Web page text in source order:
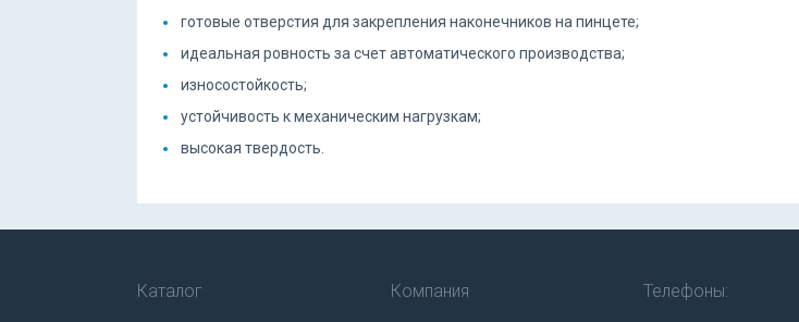
готовые отверстия для закрепления наконечников на пинцете;
идеальная ровность за счет автоматического производства;
износостойкость;
устойчивость к механическим нагрузкам;
высокая твердость.
Каталог Компания Телефоны: